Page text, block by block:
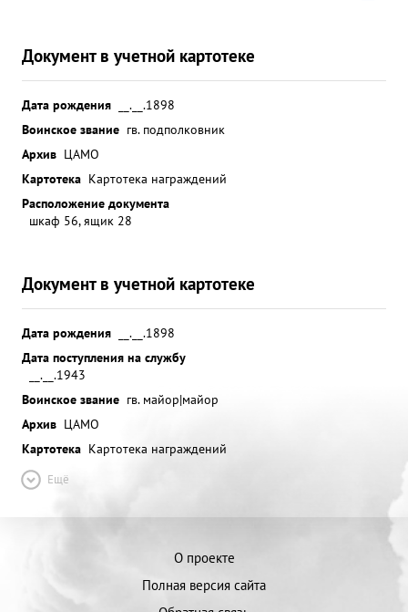
Документ в учетной картотеке
Дата рождения
__.__.1898
Воинское звание гв. подполковник
Архив ЦАМО
Картотека Картотека награждений
Расположение документа
шкаф 56, ящик 28
Документ в учетной картотеке
Дата рождения
__.__.1898
Дата поступления на службу
__.__.1943
Воинское звание гв. майор|майор
Архив ЦАМО
Картотека Картотека награждений
Ещё
О проекте
Полная версия сайта